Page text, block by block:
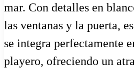
mar. Con detalles en
las ventanas y la puerta,
se integra perfectamente
playero, ofreciendo un